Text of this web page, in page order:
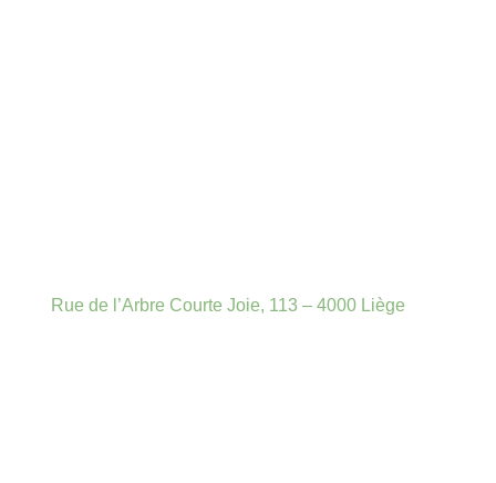
Rue de l’Arbre Courte Joie, 113 – 4000 Liège